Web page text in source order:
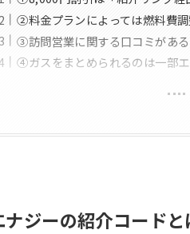
②料金プランによっては燃料費
③訪問営業に関する口コミがある
④ガスをまとめられるのは一部
ジーの紹介コード